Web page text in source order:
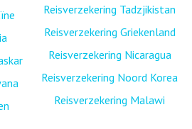
Reisverzekering Tadzjikistan
Reisverzekering Griekenland
Reisverzekering Nicaragua
Reisverzekering Noord Korea
Reisverzekering Malawi